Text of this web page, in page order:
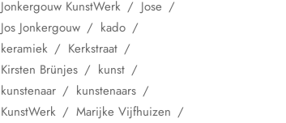
Jonkergouw KunstWerk
Jose
Jos Jonkergouw
kado
keramiek
Kerkstraat
Kirsten Brünjes
kunst
kunstenaar
kunstenaars
KunstWerk
Marijke Vijfhuizen